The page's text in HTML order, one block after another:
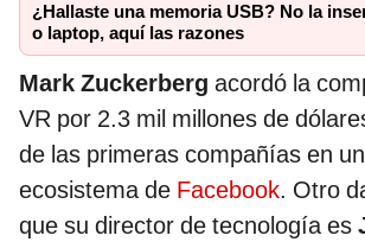
¿Hallaste una memoria USB? No la
o laptop, aquí las razones
Mark Zuckerberg acordó la
VR por 2.3 mil millones de
de las primeras compañías en
ecosistema de Facebook. Otro
que su director de tecnología es